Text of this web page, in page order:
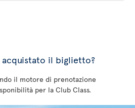
acquistato il biglietto?
il motore di prenotazione
per la Club Class.